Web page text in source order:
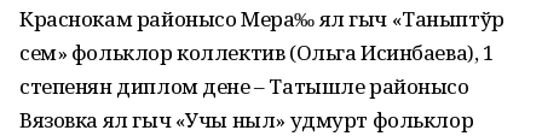
Краснокам районысо Мера‰ ял гыч «Таныптўр
сем» фольклор коллектив (Ольга Исинбаева), 1
степенян диплом дене – Татышле районысо
Вязовка ял гыч «Учы ныл» удмурт фольклор